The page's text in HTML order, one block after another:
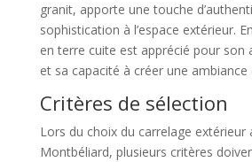
granit, apporte une touche
sophistication à l’espace extérieur.
en terre cuite est apprécié pour son
et sa capacité à créer une ambiance
Critères de sélection
Lors du choix du carrelage extérieur
Montbéliard, plusieurs critères